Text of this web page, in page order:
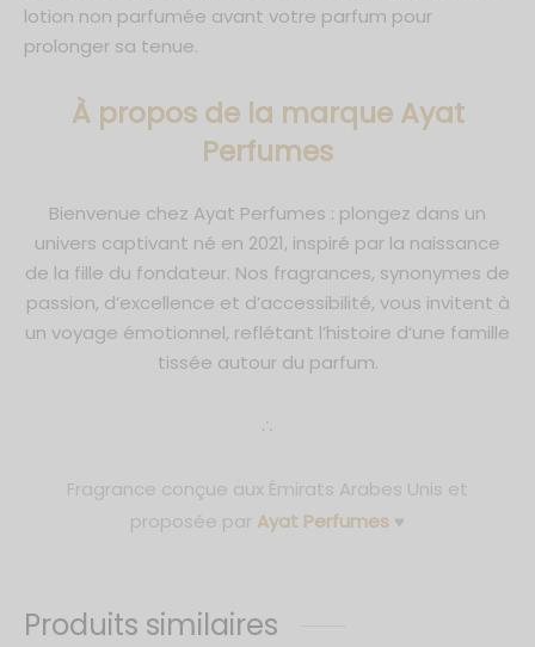
lotion non parfumée avant votre parfum pour
prolonger sa tenue.
À propos de la marque Ayat
Perfumes
Bienvenue chez Ayat Perfumes : plongez dans un
univers captivant né en 2021, inspiré par la naissance
de la fille du fondateur. Nos fragrances, synonymes de
passion, d’excellence et d’accessibilité, vous invitent à
un voyage émotionnel, reflétant l’histoire d’une famille
tissée autour du parfum.
∴
Fragrance conçue aux Émirats Arabes Unis et
proposée par Ayat Perfumes ♥
Produits similaires